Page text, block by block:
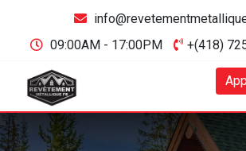
09:00AM - 17:00PM
+(418)